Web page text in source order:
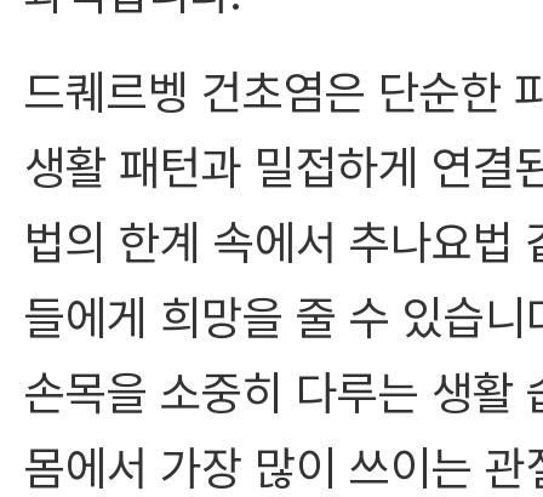
드퀘르벵 건초염은 단순한
생활 패턴과 밀접하게 연결
법의 한계 속에서 추나요법
들에게 희망을 줄 수 있습
손목을 소중히 다루는 생활
몸에서 가장 많이 쓰이는